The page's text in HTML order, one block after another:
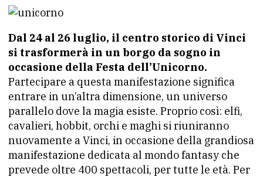
Dal 24 al 26 luglio, il centro storico di Vinci
si trasformerà in un borgo da sogno in
occasione della Festa dell’Unicorno.
Partecipare a questa manifestazione significa
entrare in un’altra dimensione, un universo
parallelo dove la magia esiste. Proprio così: elfi,
cavalieri, hobbit, orchi e maghi si riuniranno
nuovamente a Vinci, in occasione della grandiosa
manifestazione dedicata al mondo fantasy che
prevede oltre 400 spettacoli, per tutte le età. Per